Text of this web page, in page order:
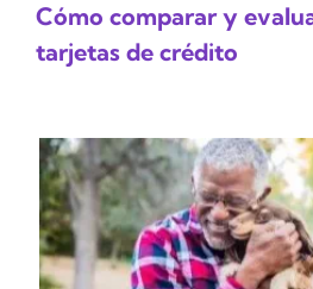
Cómo comparar y
tarjetas de crédito